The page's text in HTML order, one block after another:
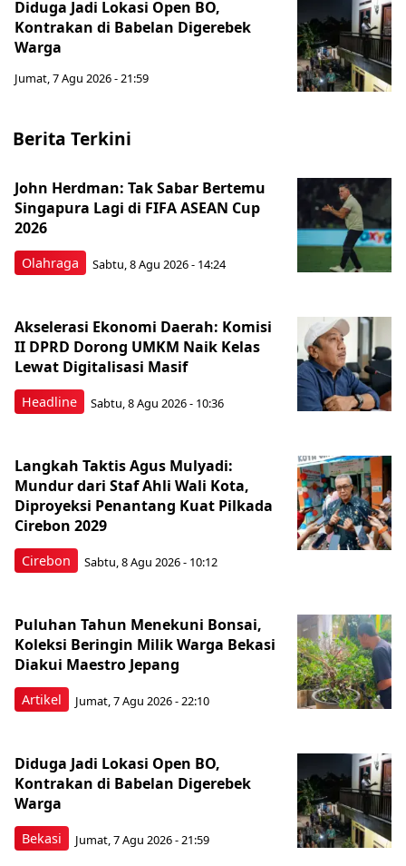
Diduga Jadi Lokasi Open BO,
Kontrakan di Babelan Digerebek
Warga
Jumat, 7 Agu 2026 - 21:59
Berita Terkini
Olahraga
John Herdman: Tak Sabar Bertemu
Singapura Lagi di FIFA ASEAN Cup
2026
Sabtu, 8 Agu 2026 - 14:24
Headline
Akselerasi Ekonomi Daerah: Komisi
II DPRD Dorong UMKM Naik Kelas
Lewat Digitalisasi Masif
Sabtu, 8 Agu 2026 - 10:36
Cirebon
Langkah Taktis Agus Mulyadi:
Mundur dari Staf Ahli Wali Kota,
Diproyeksi Penantang Kuat Pilkada
Cirebon 2029
Sabtu, 8 Agu 2026 - 10:12
Artikel
Puluhan Tahun Menekuni Bonsai,
Koleksi Beringin Milik Warga Bekasi
Diakui Maestro Jepang
Jumat, 7 Agu 2026 - 22:10
Bekasi
Diduga Jadi Lokasi Open BO,
Kontrakan di Babelan Digerebek
Warga
Jumat, 7 Agu 2026 - 21:59